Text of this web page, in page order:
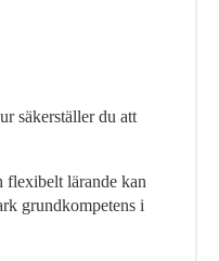
säkerställer du att
flexibelt lärande kan
grundkompetens i